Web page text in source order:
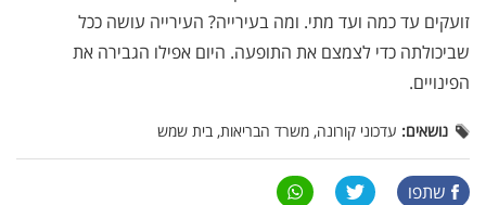
זועקים עד כמה ועד מתי. ומה בעירייה? העירייה עושה ככל
שביכולתה כדי לצמצם את התופעה. היום אפילו הגבירה את
הפינויים.
נושאים: עדכוני קורונה, משרד הבריאות, בית שמש
שתפו